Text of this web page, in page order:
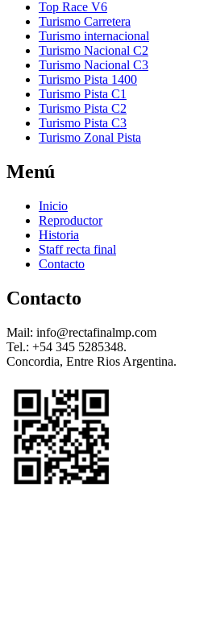
Turismo Carretera
Turismo internacional
Turismo Nacional C2
Turismo Nacional C3
Turismo Pista 1400
Turismo Pista C1
Turismo Pista C2
Turismo Pista C3
Turismo Zonal Pista
Menú
Inicio
Reproductor
Historia
Staff recta final
Contacto
Contacto
Mail: info@rectafinalmp.com
Tel.: +54 345 5285348.
Concordia, Entre Rios Argentina.